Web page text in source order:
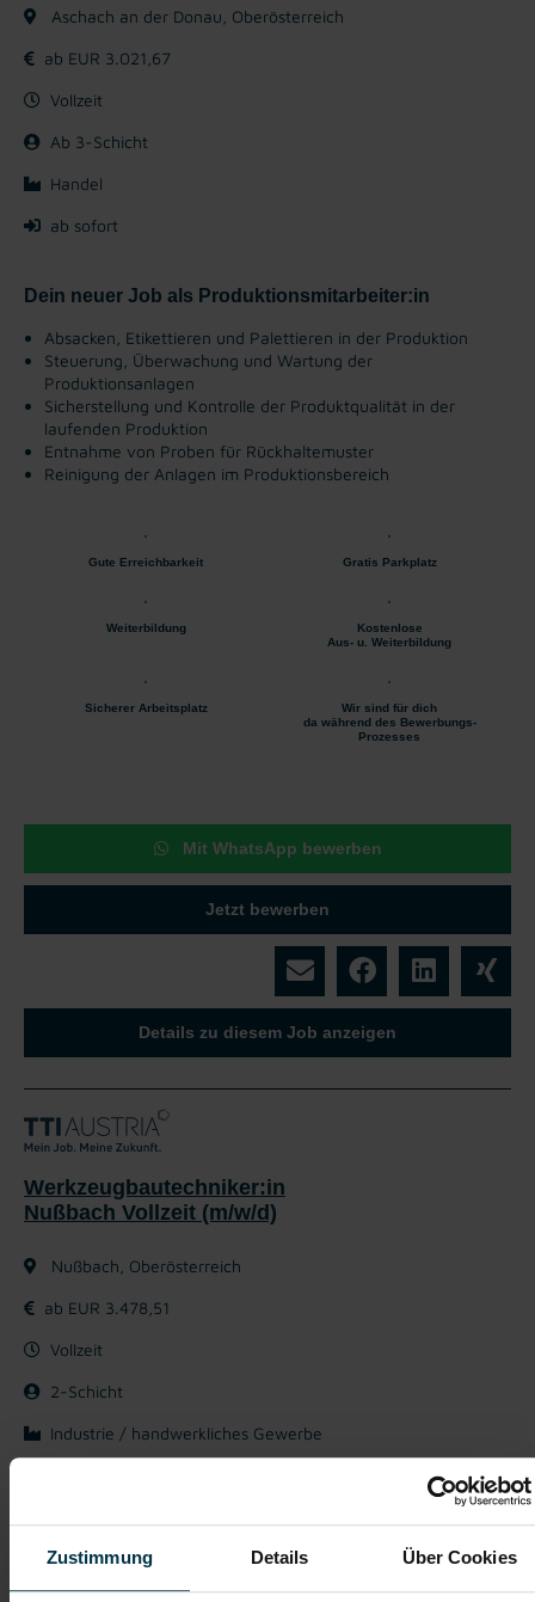
Zustimmung Details Über Cookies
Aschach an der Donau, Oberösterreich
ab EUR 3.021,67
Vollzeit
Ab 3-Schicht
Handel
ab sofort
Dein neuer Job als Produktionsmitarbeiter:in
Absacken, Etikettieren und Palettieren in der Produktion
Steuerung, Überwachung und Wartung der
Produktionsanlagen
Sicherstellung und Kontrolle der Produktqualität in der
laufenden Produktion
Entnahme von Proben für Rückhaltemuster
Reinigung der Anlagen im Produktionsbereich
Gute Erreichbarkeit Gratis Parkplatz
Weiterbildung
Kostenlose
Aus- u. Weiterbildung
Sicherer Arbeitsplatz
Wir sind für dich
da während des Bewerbungs-
Prozesses
Mit WhatsApp bewerben
Jetzt bewerben
Details zu diesem Job anzeigen
Werkzeugbautechniker:in
Nußbach Vollzeit (m/w/d)
Nußbach, Oberösterreich
ab EUR 3.478,51
Vollzeit
2-Schicht
Industrie / handwerkliches Gewerbe
Einsatz und Steuerung von konventionellen Fräswerkzeugen